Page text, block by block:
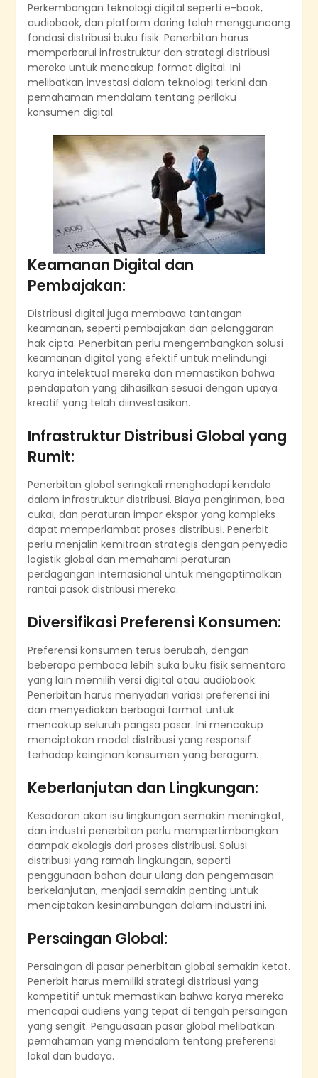
Perkembangan teknologi digital seperti e-book,
audiobook, dan platform daring telah mengguncang
fondasi distribusi buku fisik. Penerbitan harus
memperbarui infrastruktur dan strategi distribusi
mereka untuk mencakup format digital. Ini
melibatkan investasi dalam teknologi terkini dan
pemahaman mendalam tentang perilaku
konsumen digital.
Keamanan Digital dan
Pembajakan:
Distribusi digital juga membawa tantangan
keamanan, seperti pembajakan dan pelanggaran
hak cipta. Penerbitan perlu mengembangkan solusi
keamanan digital yang efektif untuk melindungi
karya intelektual mereka dan memastikan bahwa
pendapatan yang dihasilkan sesuai dengan upaya
kreatif yang telah diinvestasikan.
Infrastruktur Distribusi Global yang
Rumit:
Penerbitan global seringkali menghadapi kendala
dalam infrastruktur distribusi. Biaya pengiriman, bea
cukai, dan peraturan impor ekspor yang kompleks
dapat memperlambat proses distribusi. Penerbit
perlu menjalin kemitraan strategis dengan penyedia
logistik global dan memahami peraturan
perdagangan internasional untuk mengoptimalkan
rantai pasok distribusi mereka.
Diversifikasi Preferensi Konsumen:
Preferensi konsumen terus berubah, dengan
beberapa pembaca lebih suka buku fisik sementara
yang lain memilih versi digital atau audiobook.
Penerbitan harus menyadari variasi preferensi ini
dan menyediakan berbagai format untuk
mencakup seluruh pangsa pasar. Ini mencakup
menciptakan model distribusi yang responsif
terhadap keinginan konsumen yang beragam.
Keberlanjutan dan Lingkungan:
Kesadaran akan isu lingkungan semakin meningkat,
dan industri penerbitan perlu mempertimbangkan
dampak ekologis dari proses distribusi. Solusi
distribusi yang ramah lingkungan, seperti
penggunaan bahan daur ulang dan pengemasan
berkelanjutan, menjadi semakin penting untuk
menciptakan kesinambungan dalam industri ini.
Persaingan Global:
Persaingan di pasar penerbitan global semakin ketat.
Penerbit harus memiliki strategi distribusi yang
kompetitif untuk memastikan bahwa karya mereka
mencapai audiens yang tepat di tengah persaingan
yang sengit. Penguasaan pasar global melibatkan
pemahaman yang mendalam tentang preferensi
lokal dan budaya.